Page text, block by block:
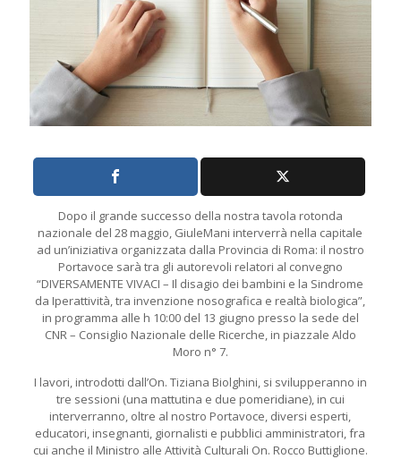
Dopo il grande successo della nostra tavola rotonda
nazionale del 28 maggio, GiuleMani interverrà nella capitale
ad un’iniziativa organizzata dalla Provincia di Roma: il nostro
Portavoce sarà tra gli autorevoli relatori al convegno
“DIVERSAMENTE VIVACI – Il disagio dei bambini e la Sindrome
da Iperattività, tra invenzione nosografica e realtà biologica”,
in programma alle h 10:00 del 13 giugno presso la sede del
CNR – Consiglio Nazionale delle Ricerche, in piazzale Aldo
Moro n° 7.
I lavori, introdotti dall’On. Tiziana Biolghini, si svilupperanno in
tre sessioni (una mattutina e due pomeridiane), in cui
interverranno, oltre al nostro Portavoce, diversi esperti,
educatori, insegnanti, giornalisti e pubblici amministratori, fra
cui anche il Ministro alle Attività Culturali On. Rocco Buttiglione.